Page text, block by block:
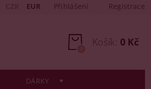
EUR Přihlášení Registrace
Košík: 0 Kč
0
DÁRKY